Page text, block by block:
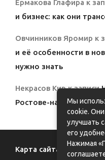
Ермакова Глафира к
и бизнес: как они
Овчинников Яромир к
и её особенности в
нужно знать
Некрасов Кирк записи
Ростове-на-Дону с
Карта сайта
Мы
cookie.
улучшать
его
Нажимая